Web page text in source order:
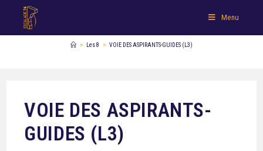
Menu
> Les 8 > VOIE DES ASPIRANTS-GUIDES (L3)
VOIE DES ASPIRANTS-
GUIDES (L3)